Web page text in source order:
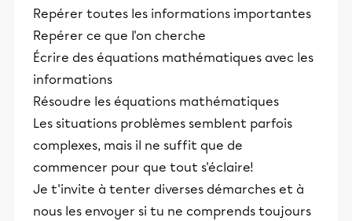
Repérer toutes les informations importantes
Repérer ce que l'on cherche
Écrire des équations mathématiques avec les
informations
Résoudre les équations mathématiques
Les situations problèmes semblent parfois
complexes, mais il ne suffit que de
commencer pour que tout s'éclaire!
Je t'invite à tenter diverses démarches et à
nous les envoyer si tu ne comprends toujours